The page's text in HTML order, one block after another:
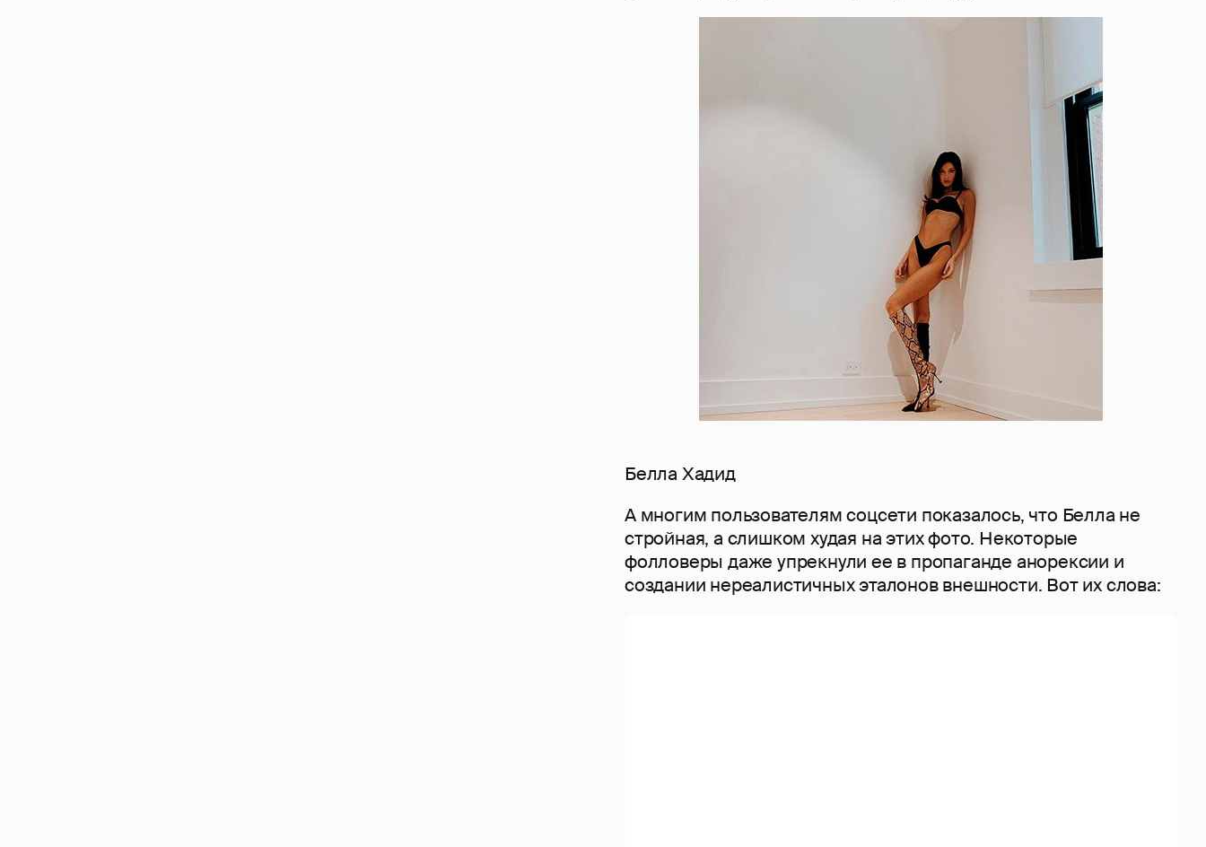
Белла Хадид
А многим пользователям соцсети показалось, что Белла не
стройная, а слишком худая на этих фото. Некоторые
фолловеры даже упрекнули ее в пропаганде анорексии и
создании нереалистичных эталонов внешности. Вот их слова: